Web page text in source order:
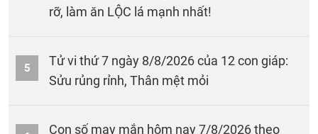
rỡ, làm ăn LỘC lá mạnh nhất!
5
Tử vi thứ 7 ngày 8/8/2026 của 12 con giáp:
Sửu rủng rỉnh, Thân mệt mỏi
Con số may mắn hôm nay 7/8/2026 theo